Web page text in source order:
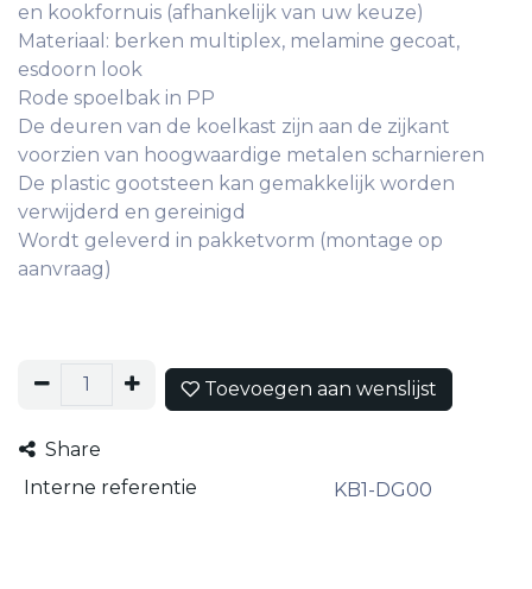
en kookfornuis (afhankelijk van uw keuze)
Materiaal: berken multiplex, melamine gecoat,
esdoorn look
Rode spoelbak in PP
De deuren van de koelkast zijn aan de zijkant
voorzien van hoogwaardige metalen scharnieren
De plastic gootsteen kan gemakkelijk worden
verwijderd en gereinigd
Wordt geleverd in pakketvorm (montage op
aanvraag)
Toevoegen aan wenslijst
Share
Interne referentie
KB1-DG00